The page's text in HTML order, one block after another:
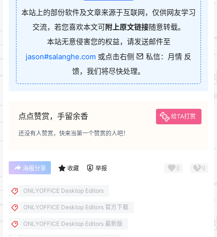
本站上的部份软件及文章来源于互联网，仅供网友学习
交流，若您喜欢本文可附上原文链接随意转载。
本站无意侵害您的权益，请发送邮件至
jason#salanghe.com 或点击右侧
私信：月情 反
馈，我们将尽快处理。
点点赞赏，手留余香 给TA打赏
还没有人赞赏，快来当第一个赞赏的人吧！
海报分享 收藏 举报 0 0
ONLYOFFICE Desktop Editors
ONLYOFFICE Desktop Editors 官方下载
ONLYOFFICE Desktop Editors 最新版